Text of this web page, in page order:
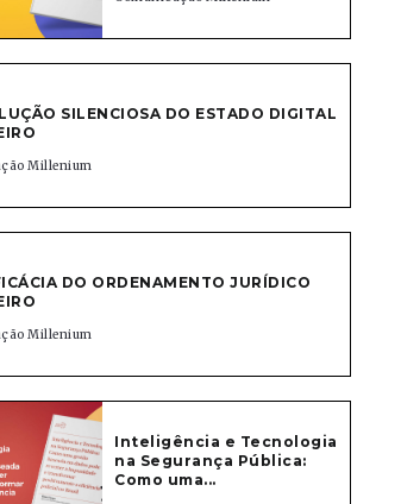
SILENCIOSA DO ESTADO DIGITAL
Millenium
DO ORDENAMENTO JURÍDICO
Millenium
Inteligência e Tecnologia
na Segurança Pública:
Como uma...